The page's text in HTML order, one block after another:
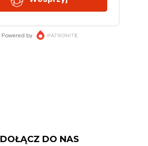
DOŁĄCZ DO NAS